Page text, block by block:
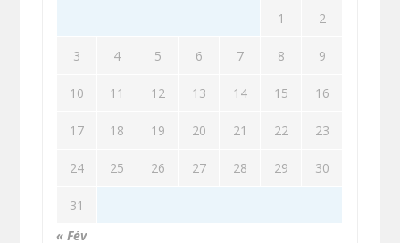
1 2
3 4 5 6 7 8 9
10 11 12 13 14 15 16
17 18 19 20 21 22 23
24 25 26 27 28 29 30
31
« Fév